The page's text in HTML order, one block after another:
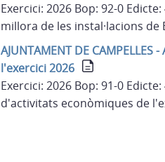
Exercici: 2026 Bop: 92-0
millora de les instal·lacions
AJUNTAMENT DE
l'exercici 2026
Exercici: 2026 Bop: 91-0
d'activitats econòmiques de